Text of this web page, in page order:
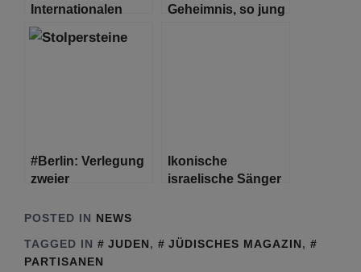
Internationalen
Holocaust-
Gedenktags 2023
Geheimnis, so jung
#Berlin: Verlegung
zweier
März in der
Ikonische
israelische Sänger
POSTED IN NEWS
TAGGED IN
JUDEN, JÜDISCHES MAGAZIN,
PARTISANEN